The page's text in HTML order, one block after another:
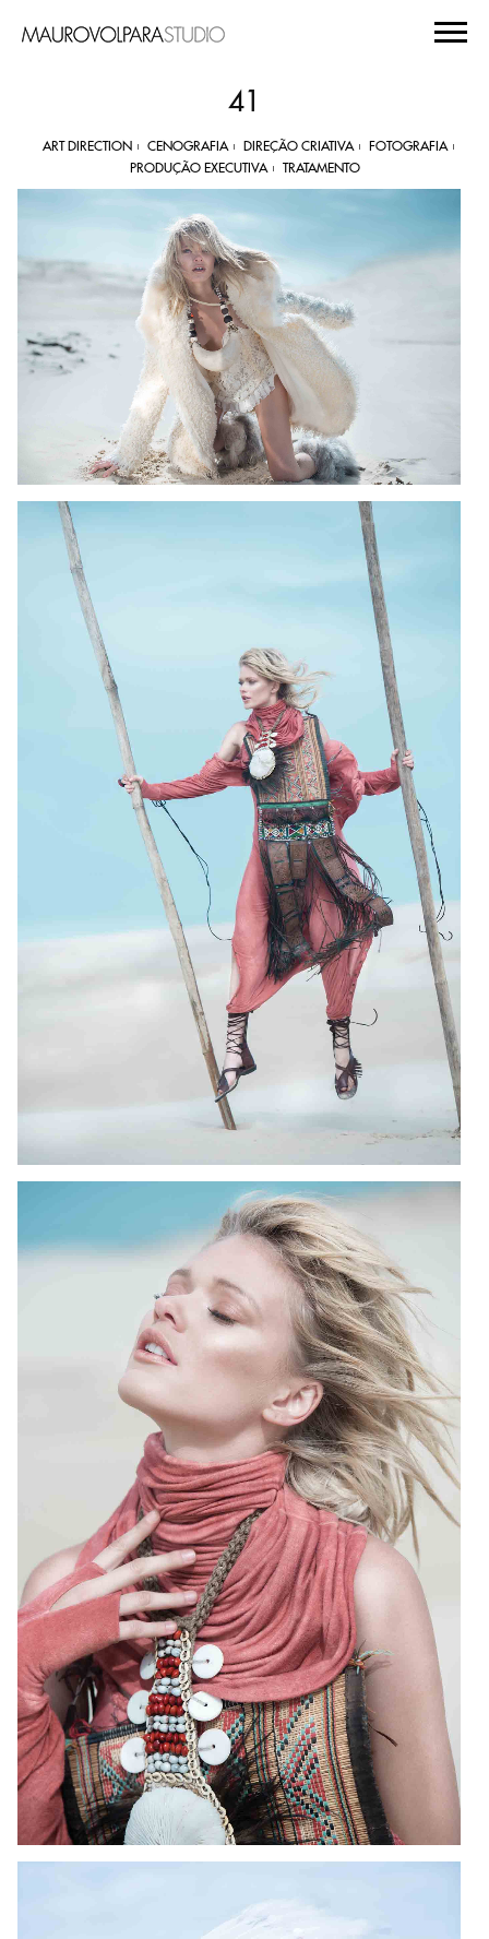
41
ART DIRECTION CENOGRAFIA DIREÇÃO CRIATIVA
FOTOGRAFIA
PRODUÇÃO EXECUTIVA
TRATAMENTO